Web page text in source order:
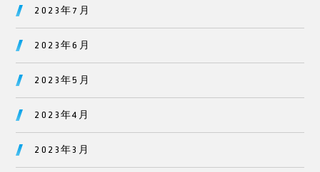
2023年7月
2023年6月
2023年5月
2023年4月
2023年3月